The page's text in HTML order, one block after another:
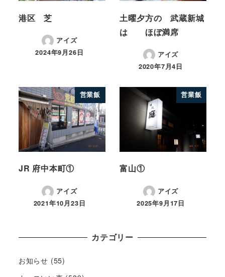
港区 芝
アイズ
2024年9月26日
土曜夕方の 武蔵新城
は ほぼ満席
アイズ
2020年7月4日
営業飯
JR 府中本町①
アイズ
2021年10月23日
営業飯
富山①
アイズ
2025年9月17日
カテゴリー
お知らせ (55)